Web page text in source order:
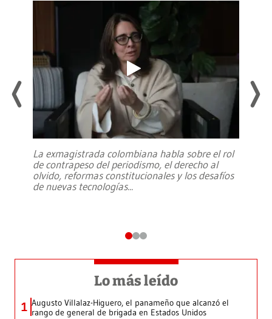
La exmagistrada colombiana habla sobre el rol
de contrapeso del periodismo, el derecho al
olvido, reformas constitucionales y los desafíos
de nuevas tecnologías...
Lo más leído
1 Augusto Villalaz-Higuero, el panameño que alcanzó el
rango de general de brigada en Estados Unidos